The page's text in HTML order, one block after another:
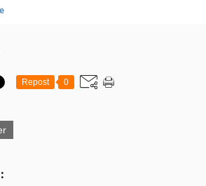
Repost 0